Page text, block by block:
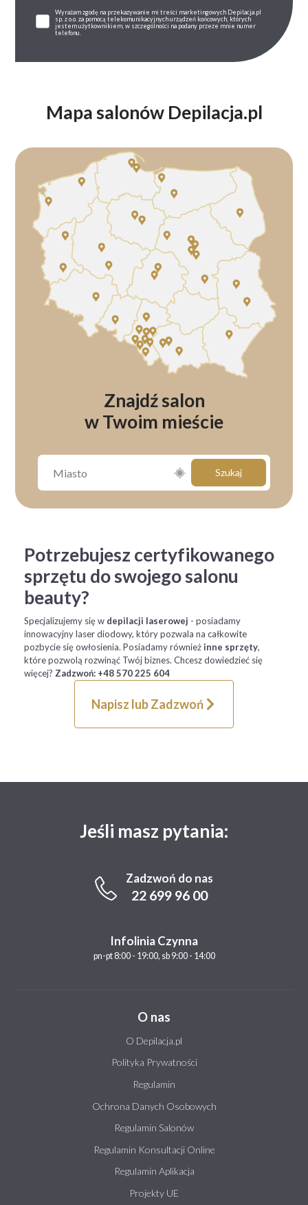
Wyrażam zgodę na przekazywanie mi treści marketingowych Depilacja.pl
sp. z o.o. za pomocą telekomunikacyjnych urządzeń końcowych, których
jestem użytkownikiem, w szczególności na podany przeze mnie numer
telefonu.
Mapa salonów Depilacja.pl
Znajdź salon
w Twoim mieście
Szukaj
Potrzebujesz certyfikowanego
sprzętu do swojego salonu
beauty?
Specjalizujemy się w depilacji laserowej - posiadamy
innowacyjny laser diodowy, który pozwala na całkowite
pozbycie się owłosienia. Posiadamy również inne sprzęty,
które pozwolą rozwinąć Twój biznes. Chcesz dowiedzieć się
więcej?Zadzwoń: +48 570 225 604
Napisz lub Zadzwoń
Jeśli masz pytania:
Zadzwoń do nas
22 699 96 00
Infolinia Czynna
pn-pt 8:00 - 19:00, sb 9:00 - 14:00
O nas
O Depilacja.pl
Polityka Prywatności
Regulamin
Ochrona Danych Osobowych
Regulamin Salonów
Regulamin Konsultacji Online
Regulamin Aplikacja
Projekty UE